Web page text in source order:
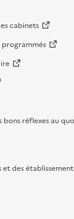
cabinets
programmés
bons réflexes au
des